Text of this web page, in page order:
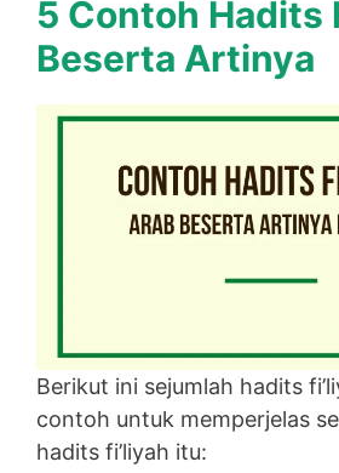
5 Contoh Hadits
Beserta Artinya
Berikut ini sejumlah hadits
contoh untuk memperjelas
hadits fi’liyah itu: